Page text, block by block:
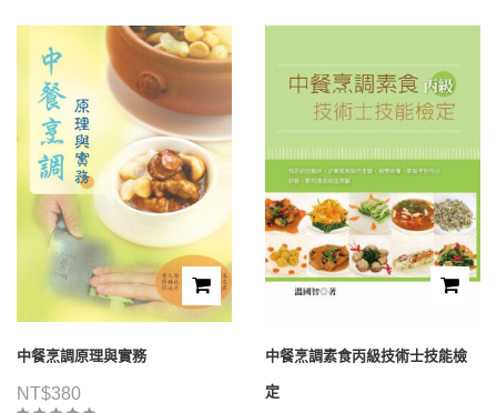
中餐烹調原理與實務
NT$380
中餐烹調素食丙級技術士技能檢
定